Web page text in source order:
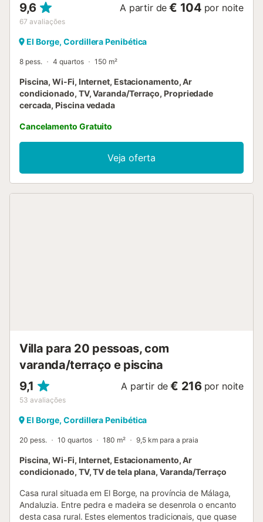
9,6
67 avaliações
A partir de € 104 por noite
El Borge, Cordillera Penibética
8 pess. 4 quartos 150 m²
Piscina, Wi-Fi, Internet, Estacionamento, Ar
condicionado, TV, Varanda/Terraço, Propriedade
cercada, Piscina vedada
Cancelamento Gratuito
Veja oferta
Villa para 20 pessoas, com
varanda/terraço e piscina
9,1
53 avaliações
A partir de € 216 por noite
El Borge, Cordillera Penibética
20 pess. 10 quartos 180 m² 9,5 km para a praia
Piscina, Wi-Fi, Internet, Estacionamento, Ar
condicionado, TV, TV de tela plana, Varanda/Terraço
Casa rural situada em El Borge, na província de Málaga,
Andaluzia. Entre pedra e madeira se desenrola o encanto
desta casa rural. Estes elementos tradicionais, que quase